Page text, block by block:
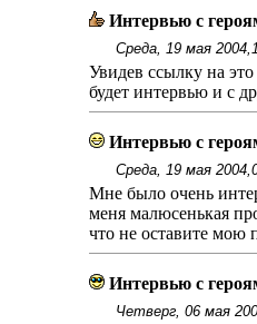
Интервью с
Среда, 19 мая
Увидев ссылку на
будет интервью и с
Интервью с
Среда, 19 мая
Мне было очень
меня малюсенькая
что не оставите мою
Интервью с
Четверг, 06 мая